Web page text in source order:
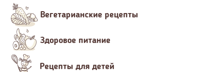
Вегетарианские рецепты
Здоровое питание
Рецепты для детей